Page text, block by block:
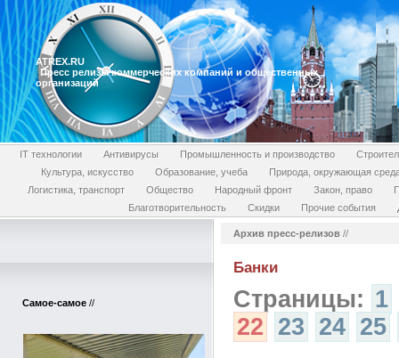
ATREX.RU
Пресс релизы коммерческих компаний и общественных
организаций
IT технологии Антивирусы Промышленность и производство
Культура, искусство
Образование, учеба
Природа, окружающая
Логистика, транспорт
Общество Народный фронт Закон, право
Благотворительность
Скидки Прочие события
Самое-самое //
Архив пресс-релизов //
Банки
Страницы: 1
22 23 24 25